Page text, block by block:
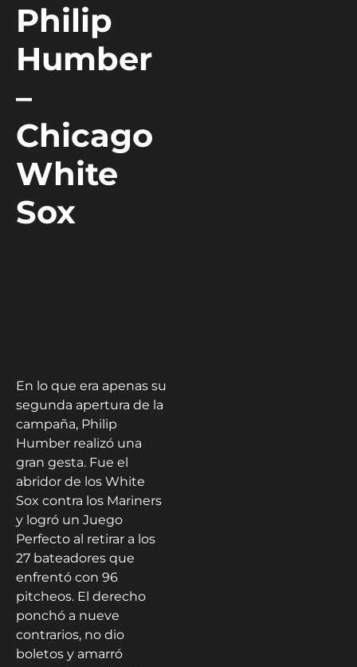
Philip
Humber
–
Chicago
White
Sox
En lo que era apenas su
segunda apertura de la
campaña, Philip
Humber realizó una
gran gesta. Fue el
abridor de los White
Sox contra los Mariners
y logró un Juego
Perfecto al retirar a los
27 bateadores que
enfrentó con 96
pitcheos. El derecho
ponchó a nueve
contrarios, no dio
boletos y amarró